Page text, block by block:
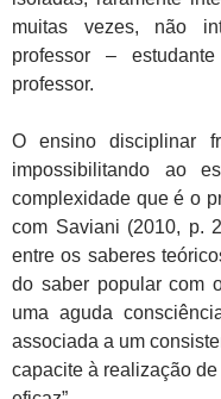
muitas vezes, não
professor –
professor.
O ensino disciplinar
impossibilitando ao
complexidade que é o
com Saviani (2010, p.
entre os saberes
do saber popular com
uma aguda
associada a um
capacite à realização